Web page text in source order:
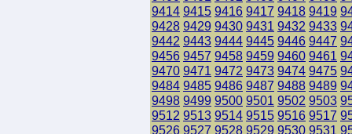
9414 9415 9416 9417 9418 9419
9428 9429 9430 9431 9432 9433
9442 9443 9444 9445 9446 9447
9456 9457 9458 9459 9460 9461
9470 9471 9472 9473 9474 9475
9484 9485 9486 9487 9488 9489
9498 9499 9500 9501 9502 9503
9512 9513 9514 9515 9516 9517
9526 9527 9528 9529 9530 9531